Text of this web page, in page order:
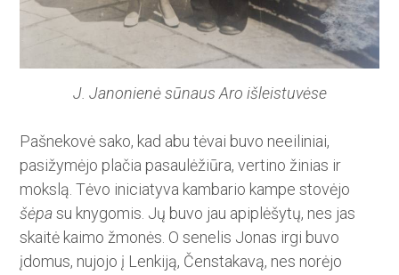
J. Janonienė sūnaus Aro išleistuvėse
Pašnekovė sako, kad abu tėvai buvo neeiliniai,
pasižymėjo plačia pasaulėžiūra, vertino žinias ir
moks­lą. Tėvo iniciatyva kambario kampe stovėjo
šėpasu knygomis. Jų buvo jau apiplėšytų, nes jas
skaitė kaimo žmonės. O senelis Jonas irgi buvo
įdomus, nujojo į Lenkiją, Čenstakavą, nes norėjo